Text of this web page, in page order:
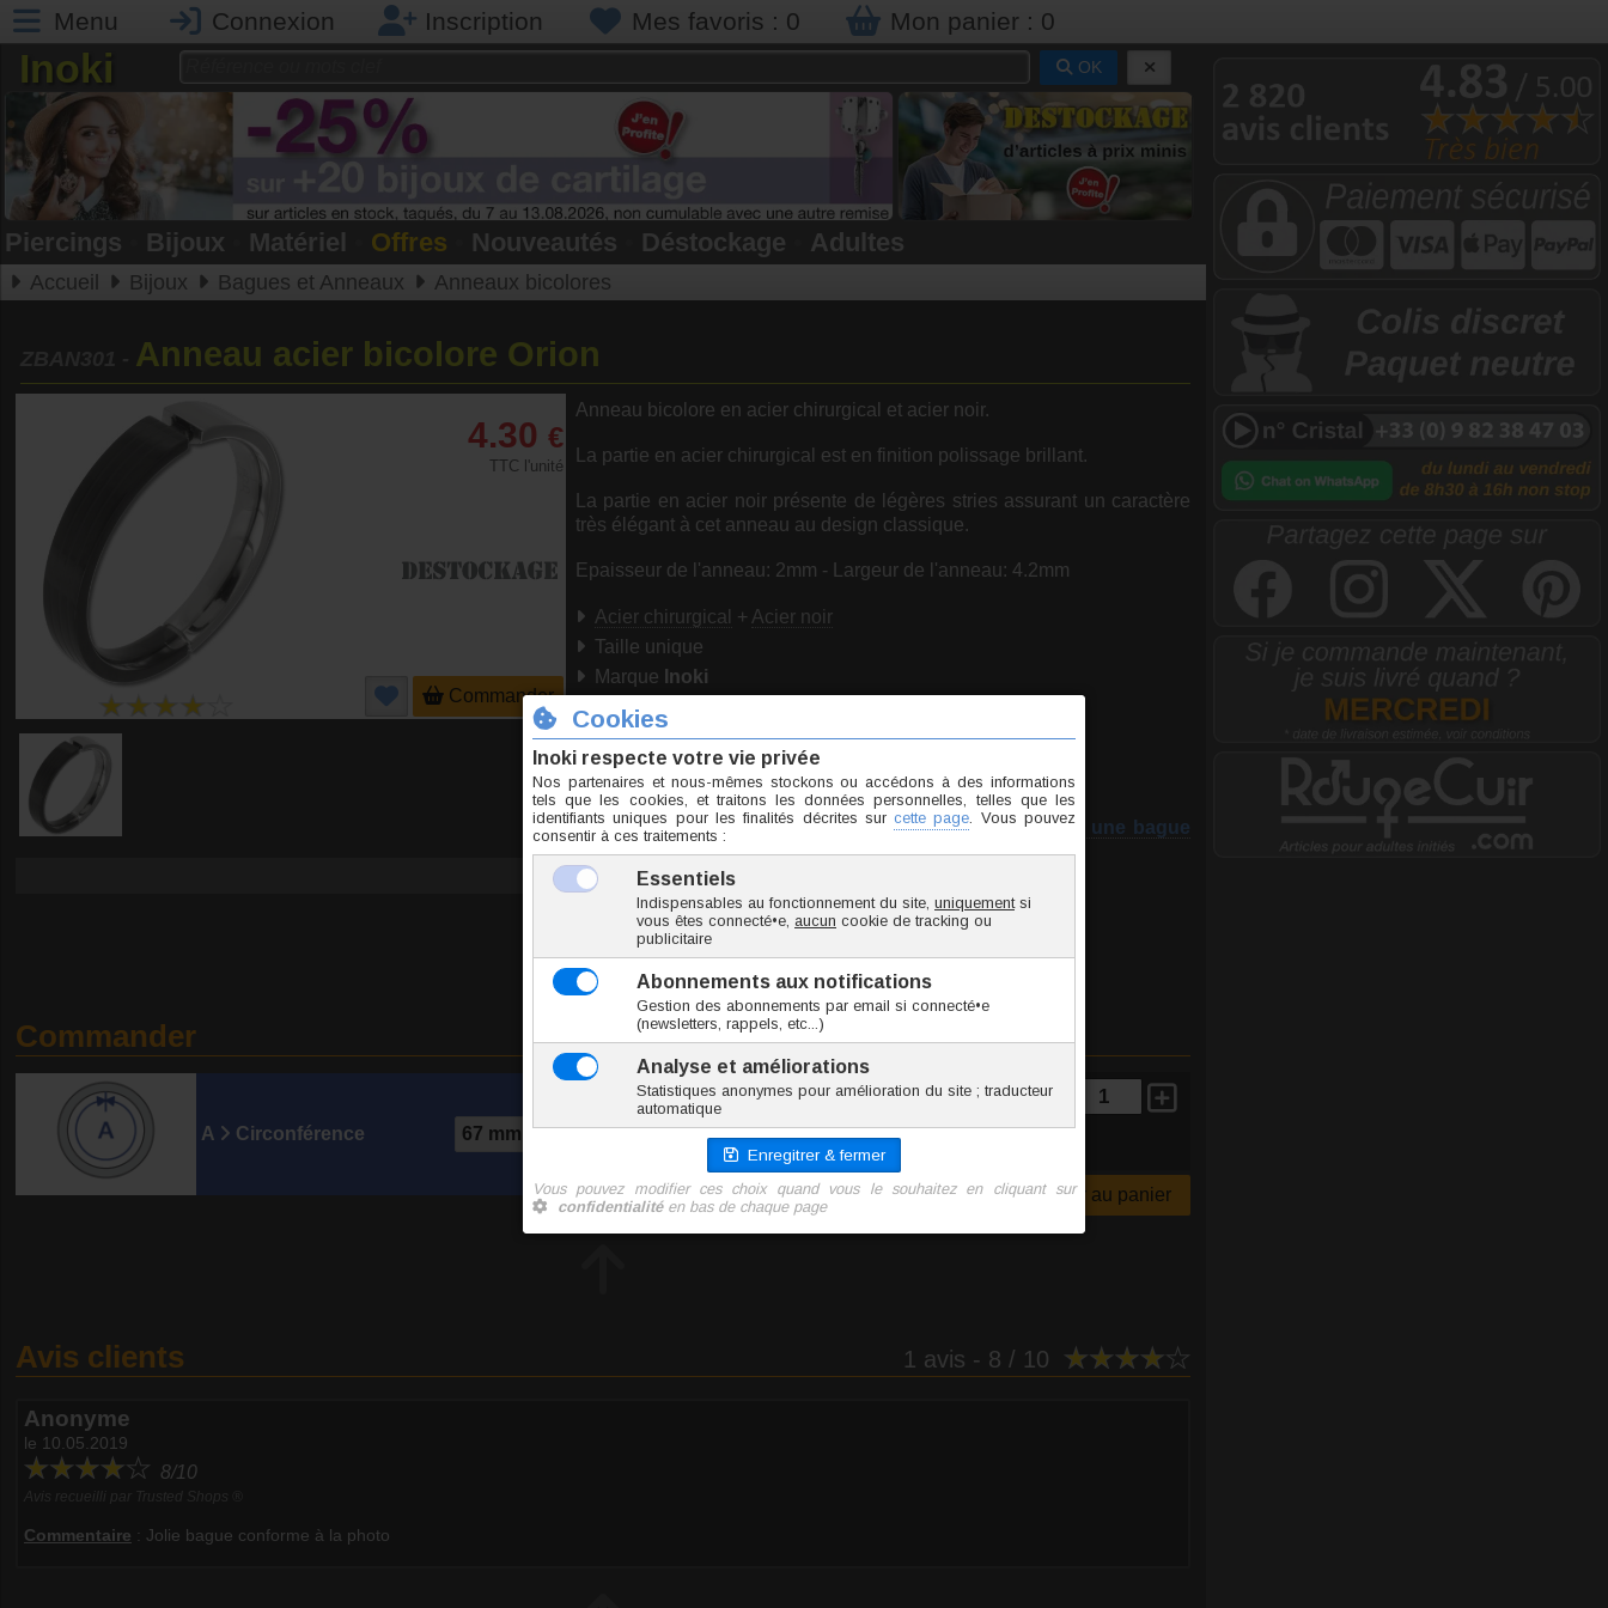
Menu Connexion Inscription Mes favoris : 0 Mon panier : 0
Inoki OK
Piercings Bijoux Matériel Offres Nouveautés Déstockage Adultes
Accueil Bijoux Bagues et Anneaux Anneaux bicolores
Anneau acier bicolore Orion
4.30 €
TTC l'unité
Commander
Anneau bicolore en acier chirurgical et acier noir.
La partie en acier chirurgical est en finition polissage brillant.
La partie en acier noir présente de légères stries assurant un caractère
très élégant à cet anneau au design classique.
Epaisseur de l'anneau: 2mm - Largeur de l'anneau: 4.2mm
Acier chirurgical + Acier noir
Taille unique
Marque Inoki
Origine Chine
Conformité RSGP
Prix sacrifié !
Téléchargez notre guide :Prendre les mesures pour une bague
Commander
A Circonférence
ZBAN301-67
4.3 g
4.30 € TTC l'unité
Ajouter au panier
Avis clients 1 avis - 8 / 10
Anonyme
le 10.05.2019
8/10
Commentaire : Jolie bague conforme à la photo